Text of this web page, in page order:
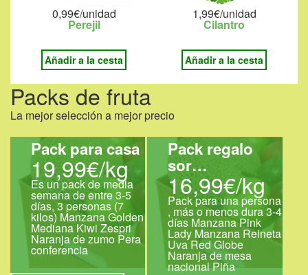
0,99€/unidad
Perejil
Añadir a la cesta
1,99€/unidad
Cilantro
Añadir a la cesta
Packs de fruta
La mejor selección a mejor precio
Pack para casa
19,99€/kg
Es un pack de media
semana de entre 3-5
días, 3 personas (7
kilos) Manzana Golden
Mediana Kiwi Zespri
Naranja de zumo Pera
conferencia
Pack regalo
sor…
16,99€/kg
Pack para una persona
, más o menos dura 3-4
días Manzana Pink
Lady Manzana Reineta
Uva Red Globe
Naranja de mesa
nacional Piña